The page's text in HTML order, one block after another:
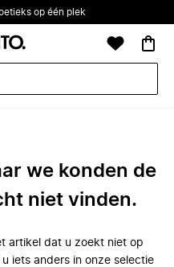
op één plek
we konden de
niet vinden.
artikel dat u zoekt niet op
iets anders in onze selectie